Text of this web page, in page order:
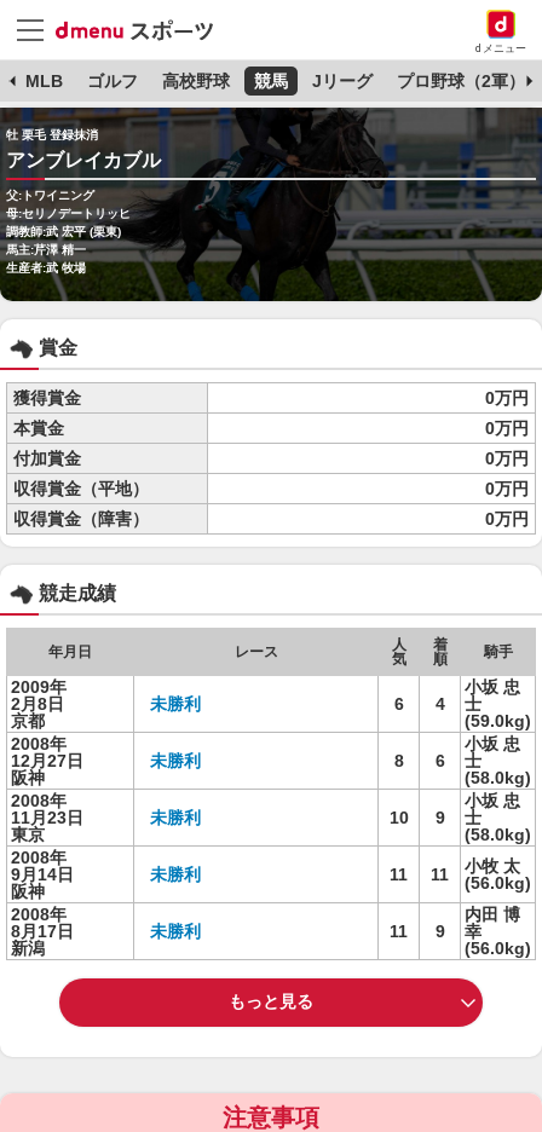
dメニュー
MLB ゴルフ 高校野球 競馬 Jリーグ プロ野球（2軍）
牡 栗毛 登録抹消
アンブレイカブル
父:トワイニング
母:セリノデートリッヒ
調教師:武 宏平 (栗東)
馬主:芹澤 精一
生産者:武 牧場
賞金
獲得賞金
0万円
本賞金
0万円
付加賞金
0万円
収得賞金（平地）
0万円
収得賞金（障害）
0万円
競走成績
年月日 レース
人
気
着
順
騎手
2009年
2月8日
京都
未勝利 6 4
小坂 忠
士
(59.0kg)
2008年
12月27日
阪神
未勝利 8 6
小坂 忠
士
(58.0kg)
2008年
11月23日
東京
未勝利 10 9
小坂 忠
士
(58.0kg)
2008年
9月14日
阪神
未勝利 11 11
小牧 太
(56.0kg)
2008年
8月17日
新潟
未勝利 11 9
内田 博
幸
(56.0kg)
もっと見る
注意事項